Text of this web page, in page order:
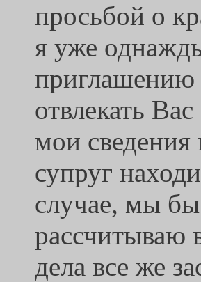
просьбой о
я уже
приглашению
отвлекать
мои
супруг
случае, мы
рассчитываю
дела все же